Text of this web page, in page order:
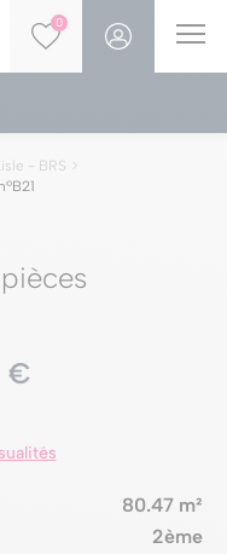
0
- BRS
€
80.47 m²
2ème